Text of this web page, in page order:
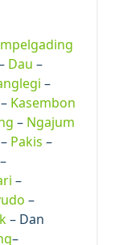
Dau –
–
– Kasembon
– Ngajum
– Pakis –
–
–
–
– Dan
–